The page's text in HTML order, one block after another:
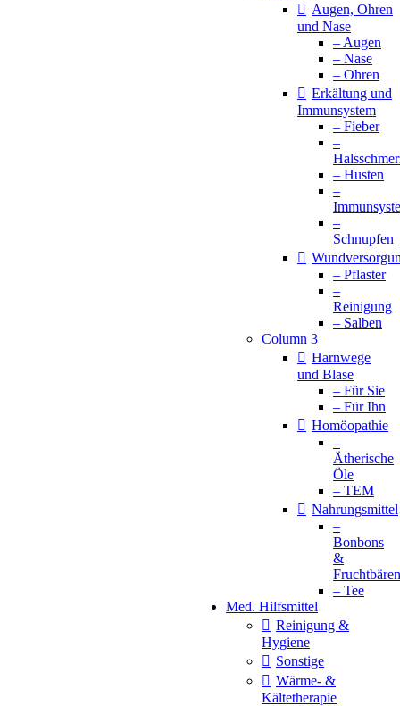
Augen, Ohren
und Nase
– Augen
– Nase
– Ohren
Erkältung und
Immunsystem
– Fieber
–
– Husten
–
–
Schnupfen
– Pflaster
–
Reinigung
– Salben
Column 3
Harnwege
und Blase
– Für Sie
– Für Ihn
Homöopathie
–
Ätherische
Öle
– TEM
Nahrungsmittel
–
Bonbons
&
Fruchtbären
– Tee
Med. Hilfsmittel
Reinigung &
Hygiene
Sonstige
Wärme- &
Kältetherapie